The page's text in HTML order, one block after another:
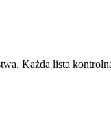
Każda lista